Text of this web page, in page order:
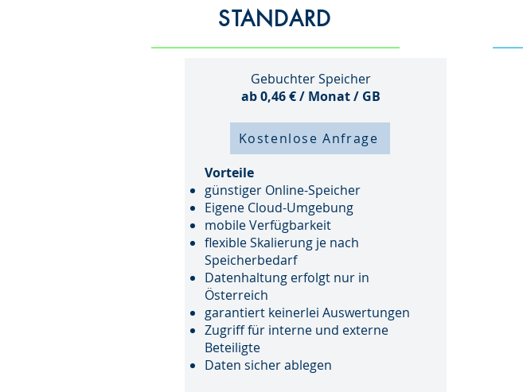
STANDARD
Gebuchter Speicher
ab 0,46 € / Monat / GB
Kostenlose Anfrage
Vorteile
günstiger Online-Speicher
Eigene Cloud-Umgebung
mobile Verfügbarkeit
flexible Skalierung je nach
Speicherbedarf
Datenhaltung erfolgt nur in
Österreich
garantiert keinerlei Auswertungen
Zugriff für interne und externe
Beteiligte
Daten sicher ablegen